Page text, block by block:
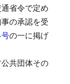
省令で定め
の承認を受
の一に掲げ
共団体その